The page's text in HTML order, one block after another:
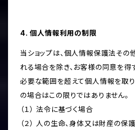
4. 個人情報利用の制限
当ショップは、個人情報保護法その
れる場合を除き、お客様の同意を得
必要な範囲を超えて個人情報を取り
の場合はこの限りではありません。
（１） 法令に基づく場合
（２） 人の生命、身体又は財産の保